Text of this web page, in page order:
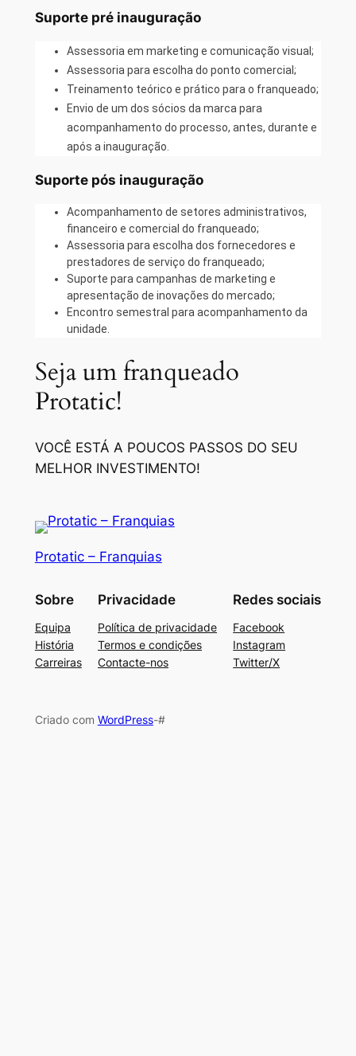
Suporte pré inauguração
Assessoria em marketing e comunicação visual;
Assessoria para escolha do ponto comercial;
Treinamento teórico e prático para o franqueado;
Envio de um dos sócios da marca para
acompanhamento do processo, antes, durante e
após a inauguração.
Suporte pós inauguração
Acompanhamento de setores administrativos,
financeiro e comercial do franqueado;
Assessoria para escolha dos fornecedores e
prestadores de serviço do franqueado;
Suporte para campanhas de marketing e
apresentação de inovações do mercado;
Encontro semestral para acompanhamento da
unidade.
Seja um franqueado
Protatic!
VOCÊ ESTÁ A POUCOS PASSOS DO SEU
MELHOR INVESTIMENTO!
Protatic – Franquias
Sobre
Equipa
História
Carreiras
Privacidade
Política de privacidade
Termos e condições
Contacte-nos
Redes sociais
Facebook
Instagram
Twitter/X
Criado com WordPress-#